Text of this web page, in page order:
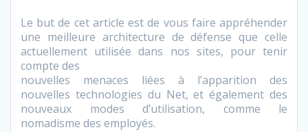
Le but de cet article est de vous faire appréhender
une meilleure architecture de défense que celle
actuellement utilisée dans nos sites, pour tenir
compte des
nouvelles menaces liées à l’apparition des
nouvelles technologies du Net, et également des
nouveaux modes d’utilisation, comme le
nomadisme des employés.